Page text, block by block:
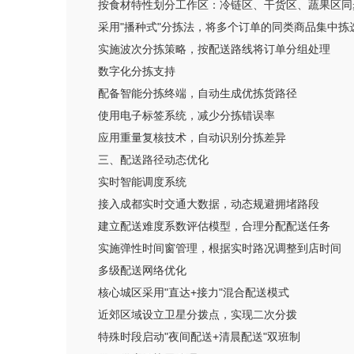
按食材特性划分工作区：冷链区、干货区、蔬果区
采用"播种式"分拣法，将多个订单的同类商品集中拣
实施波次分拣策略，按配送路线将订单分组处理
数字化分拣支持
配备智能分拣终端，自动生成优拣货路径
使用电子标签系统，减少分拣错误率
应用重量复核技术，自动识别分拣差异
三、配送路径动态优化
实时智能调度系统
接入成都实时交通大数据，动态规避拥堵路段
建立配送难度系数评估模型，合理分配配送任务
实施弹性时间窗管理，根据实时路况调整到店时间
多级配送网络优化
核心城区采用"直达+接力"混合配送模式
近郊区域设立卫星分拨点，实现二次分拨
特殊时段启动"夜间配送+清晨配送"双班制